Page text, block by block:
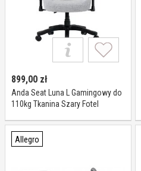
899,00 zł
Anda Seat Luna L Gamingowy do
110kg Tkanina Szary Fotel
Allegro